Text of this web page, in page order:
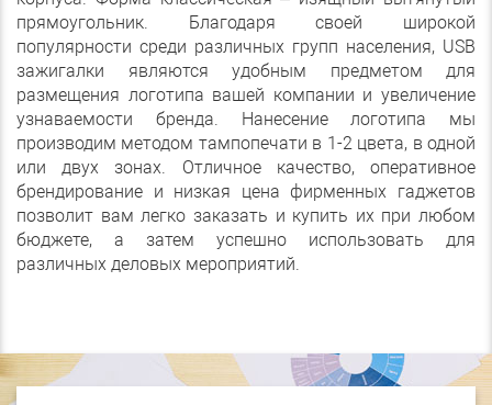
прямоугольник. Благодаря своей широкой
популярности среди различных групп населения, USB
зажигалки являются удобным предметом для
размещения логотипа вашей компании и увеличение
узнаваемости бренда. Нанесение логотипа мы
производим методом тампопечати в 1-2 цвета, в одной
или двух зонах. Отличное качество, оперативное
брендирование и низкая цена фирменных гаджетов
позволит вам легко заказать и купить их при любом
бюджете, а затем успешно использовать для
различных деловых мероприятий.